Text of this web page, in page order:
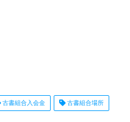
古書組合入会金 古書組合場所